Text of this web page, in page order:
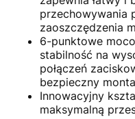
przechowywania
zaoszczędzenia
6-punktowe
stabilność na
połączeń
bezpieczny
Innowacyjny
maksymalną